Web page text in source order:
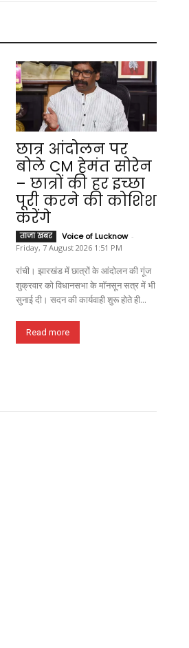
छात्र आंदोलन पर
बोले CM हेमंत सोरेन
– छात्रों की हर इच्छा
पूरी करने की कोशिश
करेंगे
ताजा खबर Voice of Lucknow -
Friday, 7 August 2026 1:51 PM
रांची। झारखंड में छात्रों के आंदोलन की गूंज
शुक्रवार को विधानसभा के मॉनसून सत्र में भी
सुनाई दी। सदन की कार्यवाही शुरू होते ही...
Read more